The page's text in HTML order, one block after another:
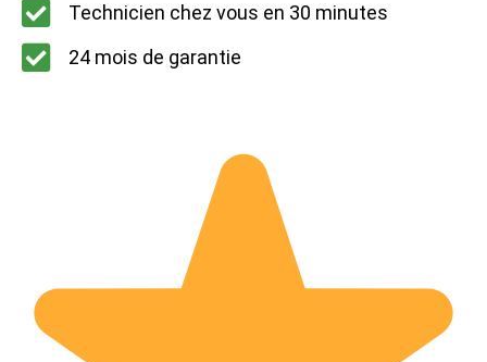
Technicien chez vous en 30 minutes
24 mois de garantie